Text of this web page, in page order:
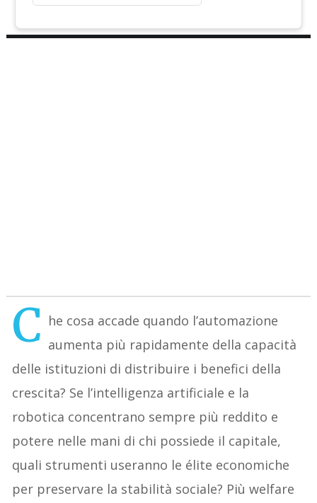
C he cosa accade quando l’automazione
aumenta più rapidamente della capacità
delle istituzioni di distribuire i benefici della
crescita? Se l’intelligenza artificiale e la
robotica concentrano sempre più reddito e
potere nelle mani di chi possiede il capitale,
quali strumenti useranno le élite economiche
per preservare la stabilità sociale? Più welfare